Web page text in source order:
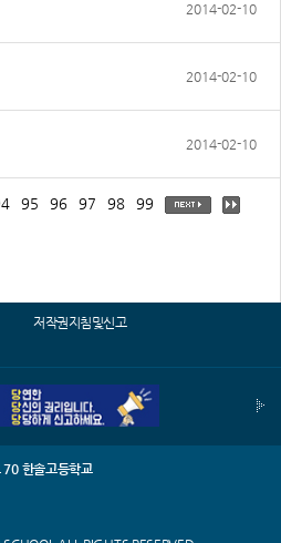
2014-02-10
2014-02-10
2014-02-10
95 96 97 98 99
저작권지침및신고
한솔고등학교